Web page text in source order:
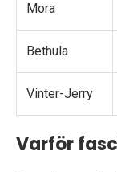
Mora
Bethula
Vinter-Jerry
Varför